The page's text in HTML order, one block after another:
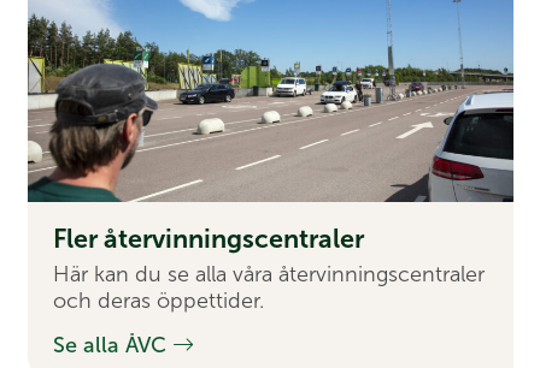
Fler återvinningscentraler
Här kan du se alla våra återvinningscentraler
och deras öppettider.
Se alla ÅVC